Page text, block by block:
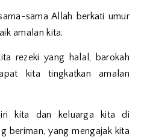
sama Allah berkati umur
amalan kita.
rezeki yang halal, barokah
kita tingkatkan amalan
kita dan keluarga kita di
beriman, yang mengajak kita